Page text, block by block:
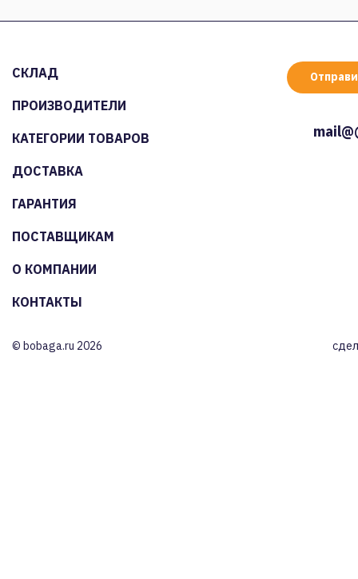
СКЛАД
ПРОИЗВОДИТЕЛИ
КАТЕГОРИИ ТОВАРОВ
ДОСТАВКА
ГАРАНТИЯ
ПОСТАВЩИКАМ
О КОМПАНИИ
КОНТАКТЫ
© bobaga.ru 2026